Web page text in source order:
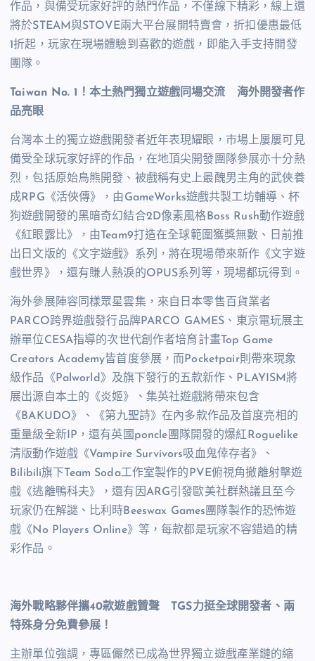
作品，與備受玩家好評的熱門作品，不僅線下精彩，線上還
將於STEAM與STOVE兩大平台展開特賣會，折扣優惠最低
1折起，玩家在現場體驗到喜歡的遊戲，即能入手支持開發
團隊。
Taiwan No. 1 ！本土熱門獨立遊戲同場交流 海外開發者作
品亮眼
台灣本土的獨立遊戲開發者近年表現耀眼，市場上屢屢可見
備受全球玩家好評的作品，在地頂尖開發團隊參展亦十分熱
烈，包括原始鳥熊開發、被戲稱有史上最醜男主角的武俠養
成RPG《活俠傳》，由GameWorks遊戲共製工坊輔導、杯
狗遊戲開發的黑暗奇幻結合2D像素風格Boss Rush動作遊戲
《紅眼露比》，由Team9打造在全球範圍獲獎無數、日前推
出日文版的《文字遊戲》系列，將在現場帶來新作《文字遊
戲世界》，還有賺人熱淚的OPUS系列等，現場都玩得到。
海外參展陣容同樣眾星雲集，來自日本零售百貨業者
PARCO跨界遊戲發行品牌PARCO GAMES、東京電玩展主
辦單位CESA指導的次世代創作者培育計畫Top Game
Creators Academy皆首度參展，而Pocketpair則帶來現象
級作品《Palworld》及旗下發行的五款新作、PLAYISM將
展出源自本土的《炎姬》、集英社遊戲將帶來包含
《BAKUDO》、《第九聖詩》在內多款作品及首度亮相的
重量級全新IP，還有英國poncle團隊開發的爆紅Roguelike
清版動作遊戲《Vampire Survivors吸血鬼倖存者》、
Bilibili旗下Team Soda工作室製作的PVE俯視角撤離射擊遊
戲《逃離鴨科夫》，還有因ARG引發歐美社群熱議且至今
玩家仍在解謎、比利時Beeswax Games團隊製作的恐怖遊
戲《No Players Online》等，每款都是玩家不容錯過的精
彩作品。
海外戰略夥伴攜40款遊戲贊聲 TGS力挺全球開發者、兩
特殊身分免費參展！
主辦單位強調，專區儼然已成為世界獨立遊戲產業鏈的縮